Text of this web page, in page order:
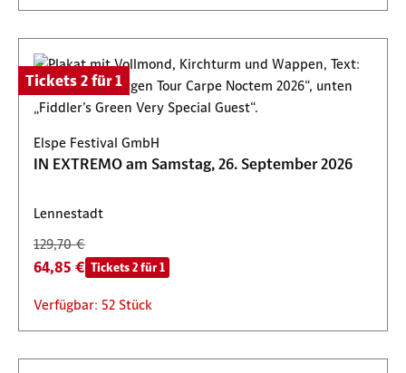
Tickets 2 für 1
Elspe Festival GmbH
IN EXTREMO am Samstag, 26. September 2026
Lennestadt
129,70 €
64,85 € Tickets 2 für 1
Verfügbar: 52 Stück